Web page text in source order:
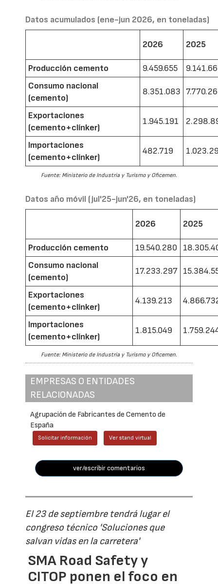
Datos acumulados (ene-jun 2026, en toneladas)
2026 2025
Producción cemento 9.459.655
Consumo nacional
(cemento)
8.351.083
Exportaciones
(cemento+clínker)
1.945.191
Importaciones
(cemento+clínker)
482.719
Fuente: Ministerio de Industria y Turismo y Oficemen.
Datos año móvil (jul'25-jun'26, en toneladas)
2026 2025
Producción cemento 19.540.280
Consumo nacional
(cemento)
17.233.297
Exportaciones
(cemento+clínker)
4.139.213
Importaciones
(cemento+clínker)
1.815.049
Fuente: Ministerio de Industria y Turismo y Oficemen.
EMPRESAS O ENTIDADES
RELACIONADAS
Agrupación de Fabricantes de Cemento de
España
Solicitar información Ver stand virtual
ver/escribir comentarios
El 23 de septiembre tendrá lugar el
congreso técnico 'Soluciones que
salvan vidas en la carretera'
SMA Road Safety y
CITOP ponen el foco en